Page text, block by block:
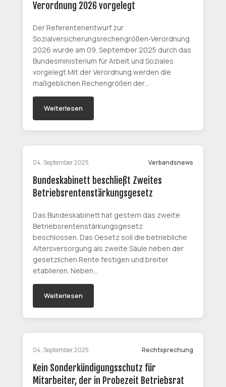
Verordnung 2026 vorgelegt
Der Referentenentwurf zur
Sozialversicherungsrechengrößen-Verordnung
2026 wurde am 09. September 2025 durch das
Bundesministerium für Arbeit und Soziales
vorgelegt.Mit der Verordnung werden die
maßgeblichen Rechengrößen der…
Weiterlesen
04. September 2025 Verbandsnews
Bundeskabinett beschließt Zweites
Betriebsrentenstärkungsgesetz
Das Bundeskabinett hat gestern das zweite
Betriebsrentenstärkungsgesetz
beschlossen. Das Gesetz soll die betriebliche
Altersversorgung als zweite Säule neben der
gesetzlichen Rente festigen und breiter
etablieren. Neben…
Weiterlesen
04. September 2025 Rechtsprechung
Kein Sonderkündigungsschutz für
Mitarbeiter, der in Probezeit Betriebsrat